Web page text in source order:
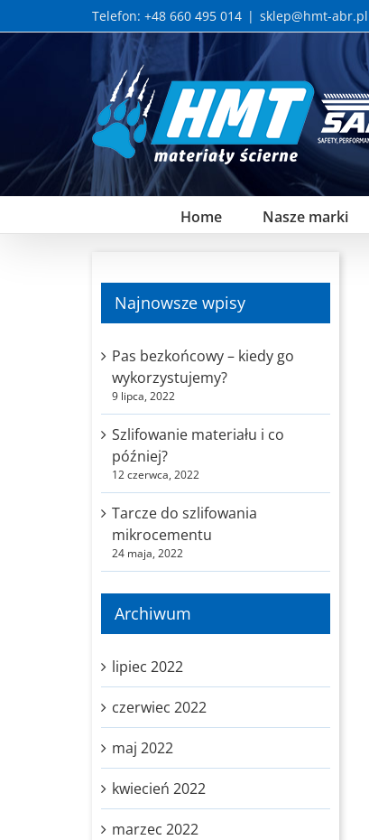
to
Telefon: +48 660 495 014 | sklep@hmt-abr.pl
Home Nasze marki
Najnowsze wpisy
Pas bezkońcowy – kiedy go
wykorzystujemy?
9 lipca, 2022
Szlifowanie materiału i co
później?
12 czerwca, 2022
Tarcze do szlifowania
mikrocementu
24 maja, 2022
Archiwum
lipiec 2022
czerwiec 2022
maj 2022
kwiecień 2022
marzec 2022